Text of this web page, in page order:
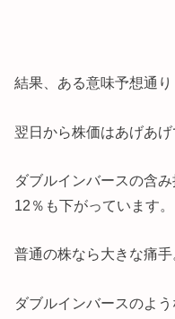
結果、ある意味予想通り
翌日から株価はあげあげ
ダブルインバースの含
12％も下がっています。
普通の株なら大きな痛手
ダブルインバースのよ